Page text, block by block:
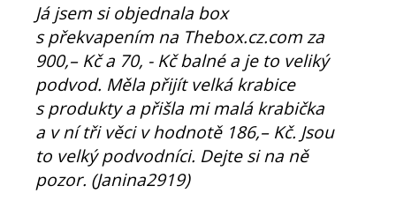
Já jsem si objednala box
s překvapením na Thebox.cz.com za
900,– Kč a 70, - Kč balné a je to veliký
podvod. Měla přijít velká krabice
s produkty a přišla mi malá krabička
a v ní tři věci v hodnotě 186,– Kč. Jsou
to velký podvodníci. Dejte si na ně
pozor. (Janina2919)